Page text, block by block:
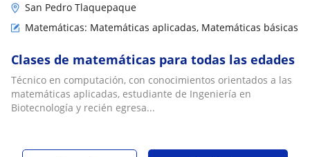
San Pedro Tlaquepaque
Matemáticas: Matemáticas aplicadas, Matemáticas básicas
Clases de matemáticas para todas las edades
Técnico en computación, con conocimientos orientados a las
matemáticas aplicadas, estudiante de Ingeniería en
Biotecnología y recién egresa...